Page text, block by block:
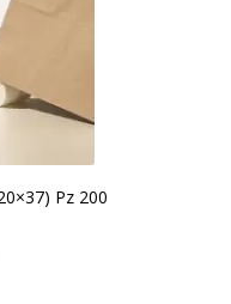
Pz 200